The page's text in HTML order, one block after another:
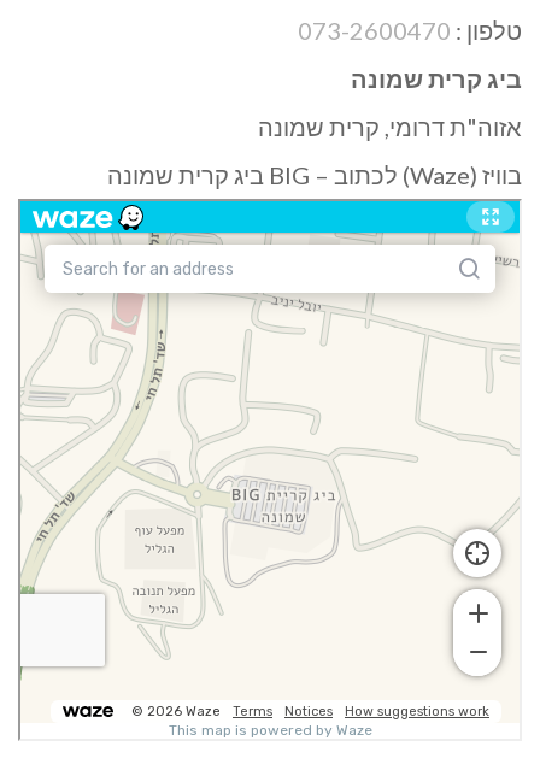
טלפון : 073-2600470
ביג קרית שמונה
אזוה"ת דרומי, קרית שמונה
בוויז (Waze) לכתוב – BIG ביג קרית שמונה